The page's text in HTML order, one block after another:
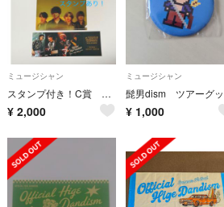
ミュージシャン
スタンプ付き！C賞 Official髭男dism メモリアルチケット ファイル
¥ 2,000
ミュージシャン
¥ 1,000